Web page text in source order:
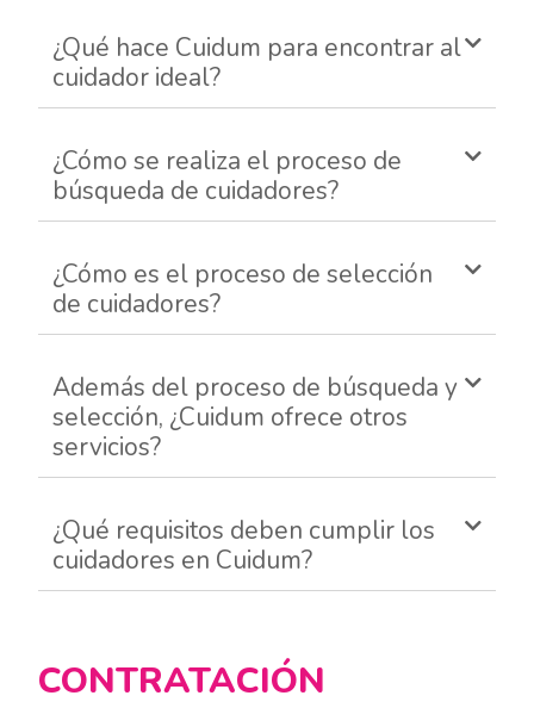
¿Qué hace Cuidum para encontrar al
cuidador ideal?
¿Cómo se realiza el proceso de
búsqueda de cuidadores?
¿Cómo es el proceso de selección
de cuidadores?
Además del proceso de búsqueda y
selección, ¿Cuidum ofrece otros
servicios?
¿Qué requisitos deben cumplir los
cuidadores en Cuidum?
CONTRATACIÓN